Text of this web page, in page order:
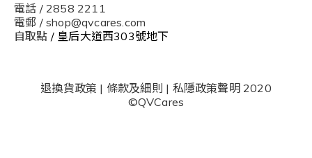
電話 / 2858 2211
電郵 / shop@qvcares.com
自取點 / 皇后大道西303號地下
退換貨政策 | 條款及細則 | 私隱政策聲明2020
©QVCares